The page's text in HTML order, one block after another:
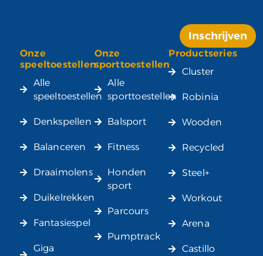
Inschrijven
Alternative:
Onze
speeltoestellen
Alle
speeltoestellen
Denkspellen
Balanceren
Draaimolens
Duikelrekken
Fantasiespel
Giga
Onze
sporttoestellen
Alle
sporttoestellen
Balsport
Fitness
Honden
sport
Parcours
Pumptrack
Productseries
Cluster
Robinia
Wooden
Recycled
Steel+
Workout
Arena
Castillo